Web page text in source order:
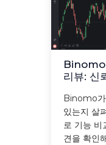
Binomo
리뷰: 신
Binomo가
있는지 살
로 기능 비
견을 확인